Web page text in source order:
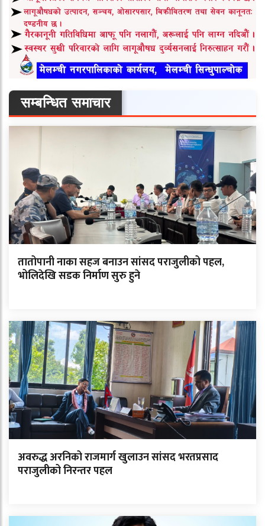
सम्बन्धित समाचार
तातोपानी नाका सहज बनाउन सांसद पराजुलीको पहल,
भोलिदेखि सडक निर्माण सुरु हुने
अवरुद्ध अरनिको राजमार्ग खुलाउन सांसद भरतप्रसाद
पराजुलीको निरन्तर पहल